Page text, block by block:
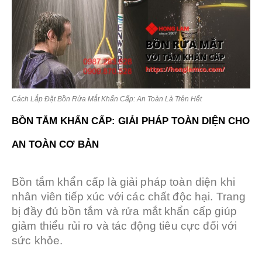
Cách Lắp Đặt Bồn Rửa Mắt Khẩn Cấp: An Toàn Là Trên Hết
BỒN TẮM KHẨN CẤP: GIẢI PHÁP TOÀN DIỆN CHO
AN TOÀN CƠ BẢN
Bồn tắm khẩn cấp là giải pháp toàn diện khi
nhân viên tiếp xúc với các chất độc hại. Trang
bị đầy đủ bồn tắm và rửa mắt khẩn cấp giúp
giảm thiểu rủi ro và tác động tiêu cực đối với
sức khỏe.